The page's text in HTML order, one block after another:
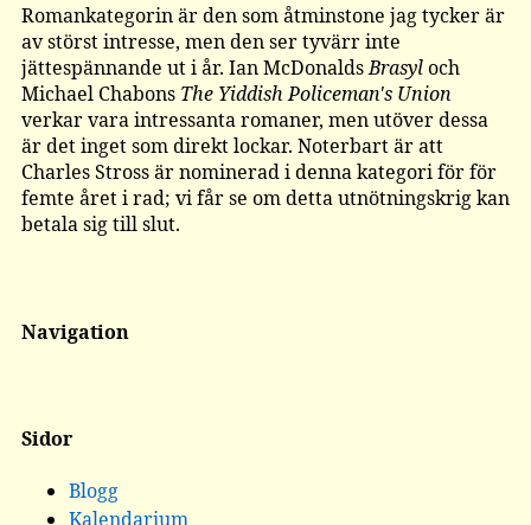
Romankategorin är den som åtminstone jag tycker är
av störst intresse, men den ser tyvärr inte
jättespännande ut i år. Ian McDonaldsBrasyloch
Michael Chabons The Yiddish Policeman's Union
verkar vara intressanta romaner, men utöver dessa
är det inget som direkt lockar. Noterbart är att
Charles Stross är nominerad i denna kategori för för
femte året i rad; vi får se om detta utnötningskrig kan
betala sig till slut.
Navigation
Sidor
Blogg
Kalendarium